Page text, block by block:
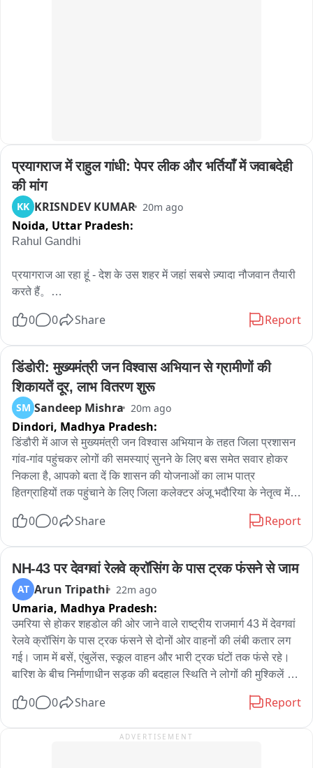
प्रयागराज में राहुल गांधी: पेपर लीक और भर्तियाँ में जवाबदेही
की मांग
KK KRISNDEV KUMAR 20m ago
Noida, Uttar Pradesh:
Rahul Gandhi
प्रयागराज आ रहा हूं - देश के उस शहर में जहां सबसे ज़्यादा नौजवान तैयारी
करते हैं。
एक बात साफ़ है: यहां का हर छात्र जानता है कि system बेईमान हो चुका
आपकी मेहनत का दाम नहीं देती。
पेपर लीक, रुकी भर्तियाँ, सालों का इंतज़ार और जवाबदेही किसी की नहीं。
कोटा में छात्र बोले, देहरादून में फिर आवाज़ उठी और दिल्ली में इन्हीं बच्चों पर
लाठियाँ चलीं - सिर्फ़ सवाल पूछने के लिए। आखिर में एक मंत्री को जाना
पड़ा。
यह सरकार झुकती है बस आवाज़ एक साथ उठनी चाहिए।
कल प्रयागराज में यही बात करने आ रहा हूं। आप भी आइए। 8 अगस्त, शाम
#ChhatronKiGoonj
0 0 Share Report
डिंडोरी: मुख्यमंत्री जन विश्वास अभियान से ग्रामीणों की
शिकायतें दूर, लाभ वितरण शुरू
SM Sandeep Mishra 20m ago
Dindori, Madhya Pradesh:
डिंडौरी में आज से मुख्यमंत्री जन विश्वास अभियान के तहत जिला प्रशासन
गांव-गांव पहुंचकर लोगों की समस्याएं सुनने के लिए बस समेत सवार होकर
निकला है, आपको बता दें कि शासन की योजनाओं का लाभ पात्र
हितग्राहियों तक पहुंचाने के लिए जिला कलेक्टर अंजू भदौरिया के नेतृत्व में
रवाना हुआ, अभियान का मुख्य कार्यक्रम आज अमरपुर के मोहगांव सिधौली में
योजनाओं की समीक्षा के साथ हितग्राहियों को लाभ वितरण, विकास कार्यों
का निरीक्षण कर जनसंवाद किया गया वहीं ग्रामीणों की शिकायतों का मौके
पर निराकरण किया गया । इस अवसर पर कलेक्टर ने छात्रावास और
आंगनबाड़ी का ओचक निरीक्षण कर जानकारी ली.
0 0 Share Report
NH-43 पर देवगवां रेलवे क्रॉसिंग के पास ट्रक फंसने से जाम
AT Arun Tripathi 22m ago
Umaria, Madhya Pradesh:
उमरिया से होकर शहडोल की ओर जाने वाले राष्ट्रीय राजमार्ग 43 में देवगवां
रेलवे क्रॉसिंग के पास ट्रक फंसने से दोनों ओर वाहनों की लंबी कतार लग
गई। जाम में बसें, एंबुलेंस, स्कूल वाहन और भारी ट्रक घंटों तक फंसे रहे।
बारिश के बीच निर्माणाधीन सड़क की बदहाल स्थिति ने लोगों की मुश्किलें
सड़क निर्माण कार्य में तेजी और स्थायी समाधान की मांग की। पुलिस ने मौके
0 0 Share Report
ADVERTISEMENT